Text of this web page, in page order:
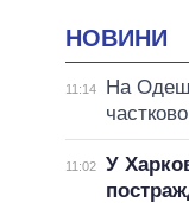
НОВИНИ
11:14
На
11:02
У